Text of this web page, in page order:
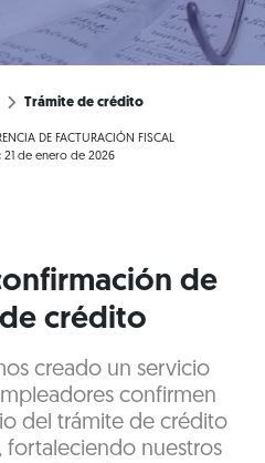
Trámite de crédito
DE FACTURACIÓN FISCAL
21 de enero de 2026
de
crédito
creado un servicio
confirmen
del trámite de crédito
fortaleciendo nuestros